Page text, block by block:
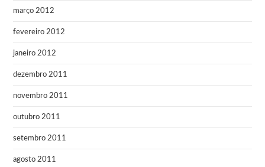
março 2012
fevereiro 2012
janeiro 2012
dezembro 2011
novembro 2011
outubro 2011
setembro 2011
agosto 2011